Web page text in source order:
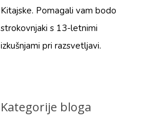
Kitajske. Pomagali vam bodo
strokovnjaki s 13-letnimi
izkušnjami pri razsvetljavi.
Kategorije bloga